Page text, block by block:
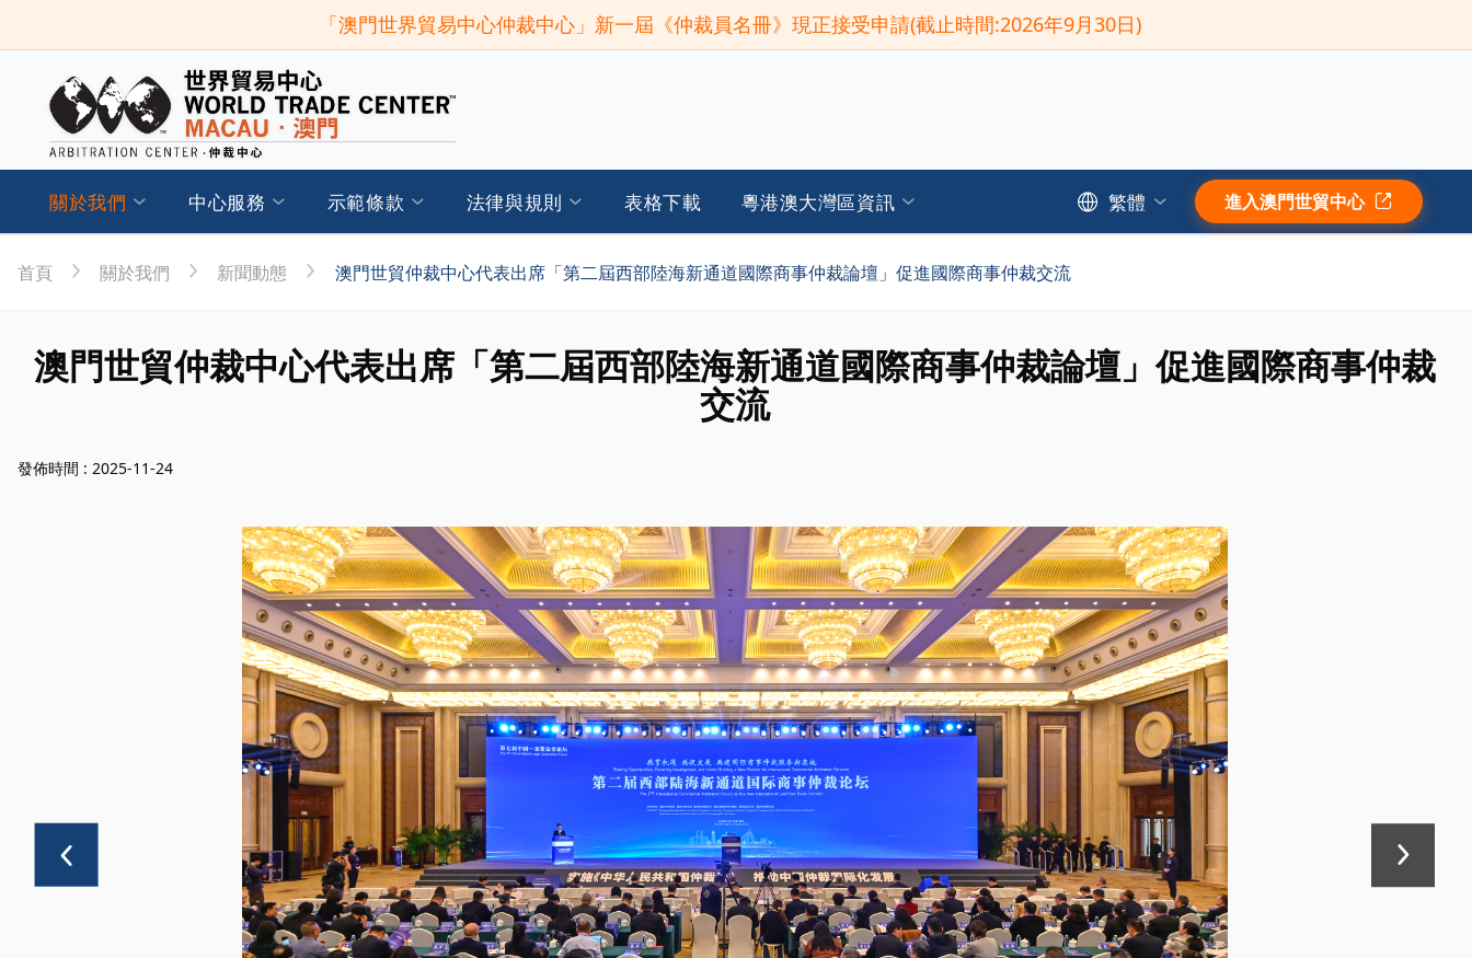
「澳門世界貿易中心仲裁中心」新一屆《仲裁員名冊》現正接受申請(截止時間:2026年9月30日)
關於我們 中心服務 示範條款 法律與規則 表格下載 粵港澳大灣區資訊 繁體 進入澳門世貿中心
首頁 關於我們 新聞動態 澳門世貿仲裁中心代表出席「第二屆西部陸海新通道國際商事仲裁論壇」促進國際商事仲裁交流
澳門世貿仲裁中心代表出席「第二屆西部陸海新通道國際商事仲裁論壇」促進國際商事仲裁
交流
發佈時間 : 2025-11-24